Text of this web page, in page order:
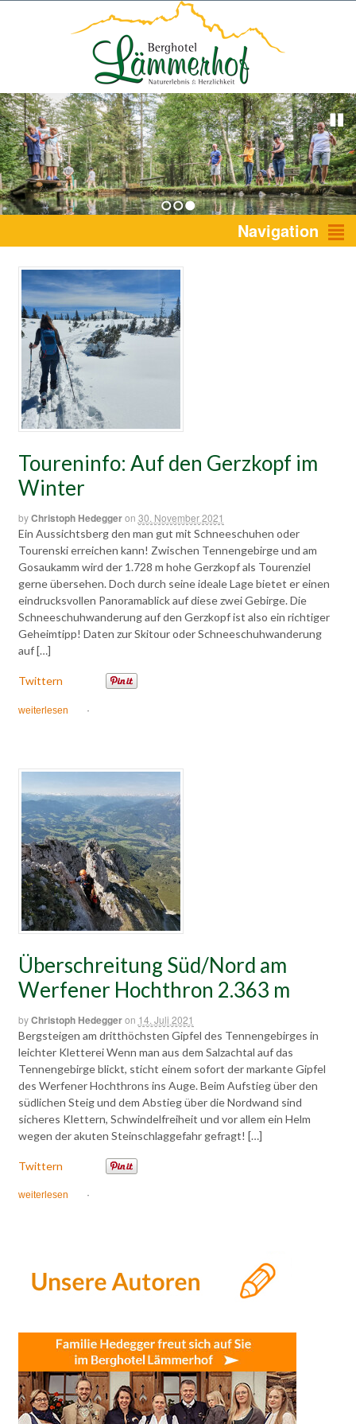
1 2 3 Navigation
Toureninfo: Auf den Gerzkopf im
Winter
byChristoph Hedeggeron 30. November 2021
Ein Aussichtsberg den man gut mit Schneeschuhen oder
Tourenski erreichen kann! Zwischen Tennengebirge und am
Gosaukamm wird der 1.728 m hohe Gerzkopf als Tourenziel
gerne übersehen. Doch durch seine ideale Lage bietet er einen
eindrucksvollen Panoramablick auf diese zwei Gebirge. Die
Schneeschuhwanderung auf den Gerzkopf ist also ein richtiger
Geheimtipp! Daten zur Skitour oder Schneeschuhwanderung
auf […]
Twittern
weiterlesen ·
Überschreitung Süd/Nord am
Werfener Hochthron 2.363 m
byChristoph Hedeggeron 14. Juli 2021
Bergsteigen am dritthöchsten Gipfel des Tennengebirges in
leichter Kletterei Wenn man aus dem Salzachtal auf das
Tennengebirge blickt, sticht einem sofort der markante Gipfel
des Werfener Hochthrons ins Auge. Beim Aufstieg über den
südlichen Steig und dem Abstieg über die Nordwand sind
sicheres Klettern, Schwindelfreiheit und vor allem ein Helm
wegen der akuten Steinschlaggefahr gefragt! […]
Twittern
weiterlesen ·